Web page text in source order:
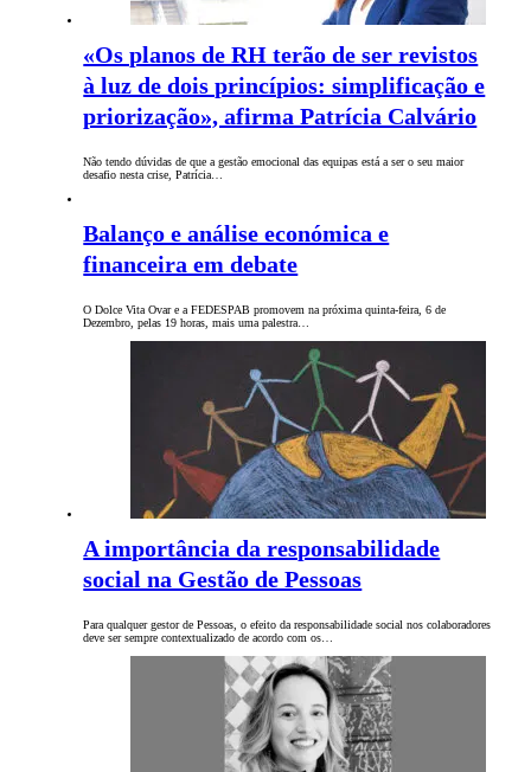
«Os planos de RH terão de ser revistos
à luz de dois princípios: simplificação e
priorização», afirma Patrícia Calvário
Não tendo dúvidas de que a gestão emocional das equipas está a ser o seu maior
desafio nesta crise, Patrícia…
Balanço e análise económica e
financeira em debate
O Dolce Vita Ovar e a FEDESPAB promovem na próxima quinta-feira, 6 de
Dezembro, pelas 19 horas, mais uma palestra…
A importância da responsabilidade
social na Gestão de Pessoas
Para qualquer gestor de Pessoas, o efeito da responsabilidade social nos colaboradores
deve ser sempre contextualizado de acordo com os…